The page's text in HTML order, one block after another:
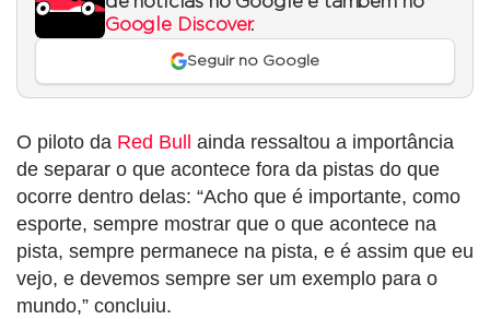
Google Discover.
Seguir no Google
O piloto da Red Bull
ainda ressaltou a importância
de separar o que acontece fora da pistas do que
ocorre dentro delas: “Acho que é importante, como
esporte, sempre mostrar que o que acontece na
pista, sempre permanece na pista, e é assim que eu
vejo, e devemos sempre ser um exemplo para o
mundo,” concluiu.